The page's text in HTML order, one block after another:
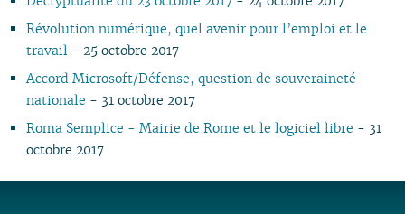
Révolution numérique, quel avenir pour l’emploi et le
travail - 25 octobre 2017
Accord Microsoft/Défense, question de souveraineté
nationale - 31 octobre 2017
Roma Semplice - Mairie de Rome et le logiciel libre - 31
octobre 2017